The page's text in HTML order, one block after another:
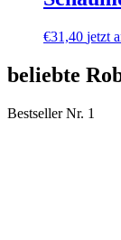
€31,40 jetzt
beliebte
Bestseller Nr. 1